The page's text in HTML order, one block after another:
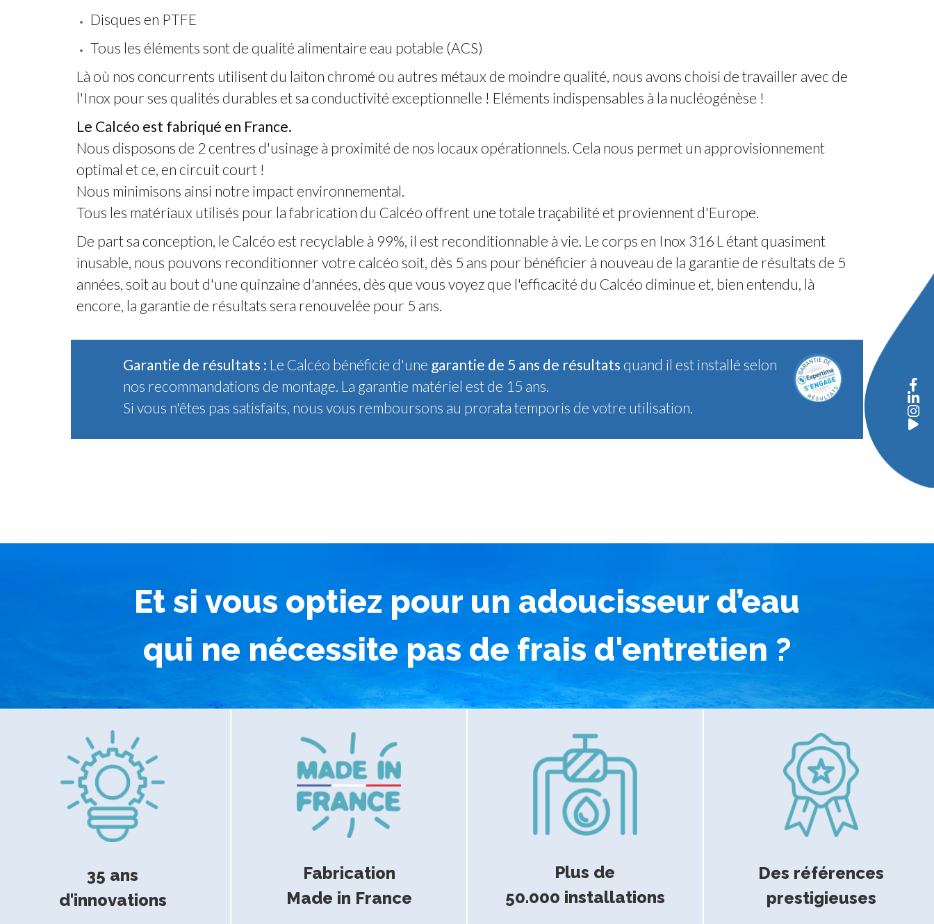
Disques en PTFE
Tous les éléments sont de qualité alimentaire eau potable (ACS)
Là où nos concurrents utilisent du laiton chromé ou autres métaux de moindre qualité, nous avons choisi de travailler avec de
l'Inox pour ses qualités durables et sa conductivité exceptionnelle ! Eléments indispensables à la nucléogénèse !
Le Calcéo est fabriqué en France.
Nous disposons de 2 centres d'usinage à proximité de nos locaux opérationnels. Cela nous permet un approvisionnement
optimal et ce, en circuit court !
Nous minimisons ainsi notre impact environnemental.
Tous les matériaux utilisés pour la fabrication du Calcéo offrent une totale traçabilité et proviennent d'Europe.
De part sa conception, le Calcéo est recyclable à 99%, il est reconditionnable à vie. Le corps en Inox 316 L étant quasiment
inusable, nous pouvons reconditionner votre calcéo soit, dès 5 ans pour bénéficier à nouveau de la garantie de résultats de 5
années, soit au bout d'une quinzaine d'années, dès que vous voyez que l'efficacité du Calcéo diminue et, bien entendu, là
encore, la garantie de résultats sera renouvelée pour 5 ans.
Garantie de résultats : Le Calcéo bénéficie d'une garantie de 5 ans de résultats quand il est installé selon
nos recommandations de montage. La garantie matériel est de 15 ans.
Si vous n'êtes pas satisfaits, nous vous remboursons au prorata temporis de votre utilisation.
Et si vous optiez pour un adoucisseur d’eau
qui ne nécessite pas de frais d'entretien ?
35 ans
d'innovations
Fabrication
Made in France
Plus de
50.000 installations
Des références
prestigieuses